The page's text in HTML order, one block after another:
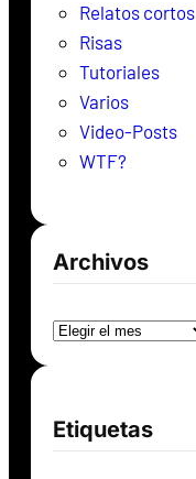
Relatos cortos
Risas
Tutoriales
Varios
Video-Posts
WTF?
Archivos
Etiquetas